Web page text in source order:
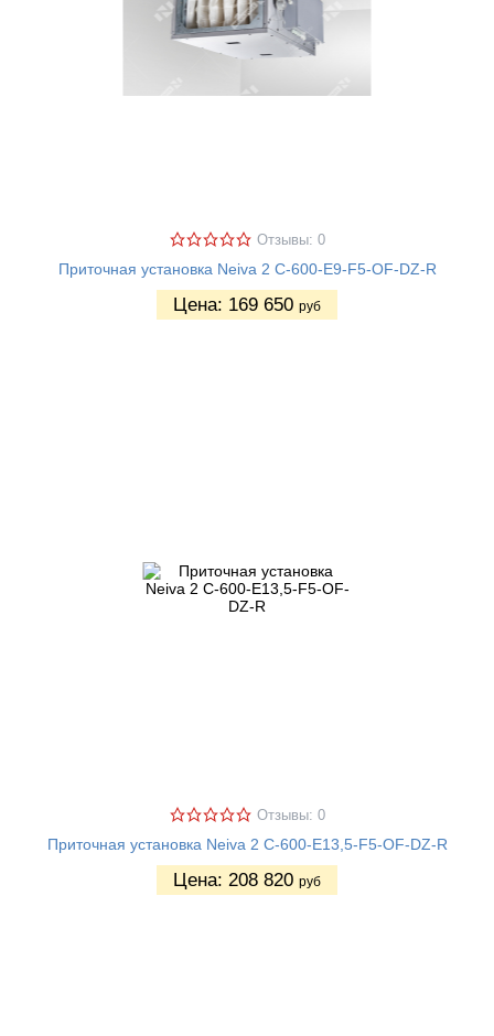
Отзывы: 0
Приточная установка Neiva 2 C-600-E9-F5-OF-DZ-R
Цена: 169 650 руб
Отзывы: 0
Приточная установка Neiva 2 C-600-E13,5-F5-OF-DZ-R
Цена: 208 820 руб